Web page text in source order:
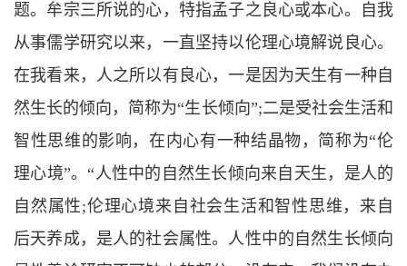
题。牟宗三所说的心，特指孟子之良心或本心。自我
从事儒学研究以来，一直坚持以伦理心境解说良心。
在我看来，人之所以有良心，一是因为天生有一种自
然生长的倾向，简称为“生长倾向”;二是受社会生活和
智性思维的影响，在内心有一种结晶物，简称为“伦
理心境”。 “人性中的自然生长倾向来自天生，是人的
自然属性;伦理心境来自社会生活和智性思维，来自
后天养成，是人的社会属性。人性中的自然生长倾向